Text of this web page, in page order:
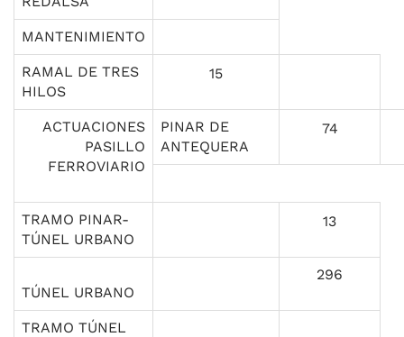
MANTENIMIENTO
RAMAL DE TRES
HILOS
15
ACTUACIONES
PASILLO
FERROVIARIO
PINAR DE
ANTEQUERA
74
TRAMO PINAR-
TÚNEL URBANO
13
TÚNEL URBANO
296
TRAMO TÚNEL